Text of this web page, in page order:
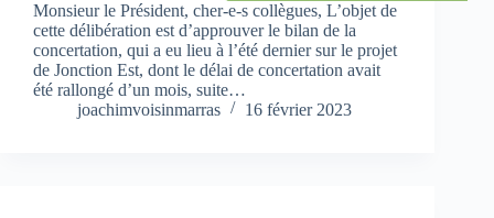
Monsieur le Président, cher-e-s collègues, L’objet de
cette délibération est d’approuver le bilan de la
concertation, qui a eu lieu à l’été dernier sur le projet
de Jonction Est, dont le délai de concertation avait
été rallongé d’un mois, suite…
joachimvoisinmarras
16 février 2023